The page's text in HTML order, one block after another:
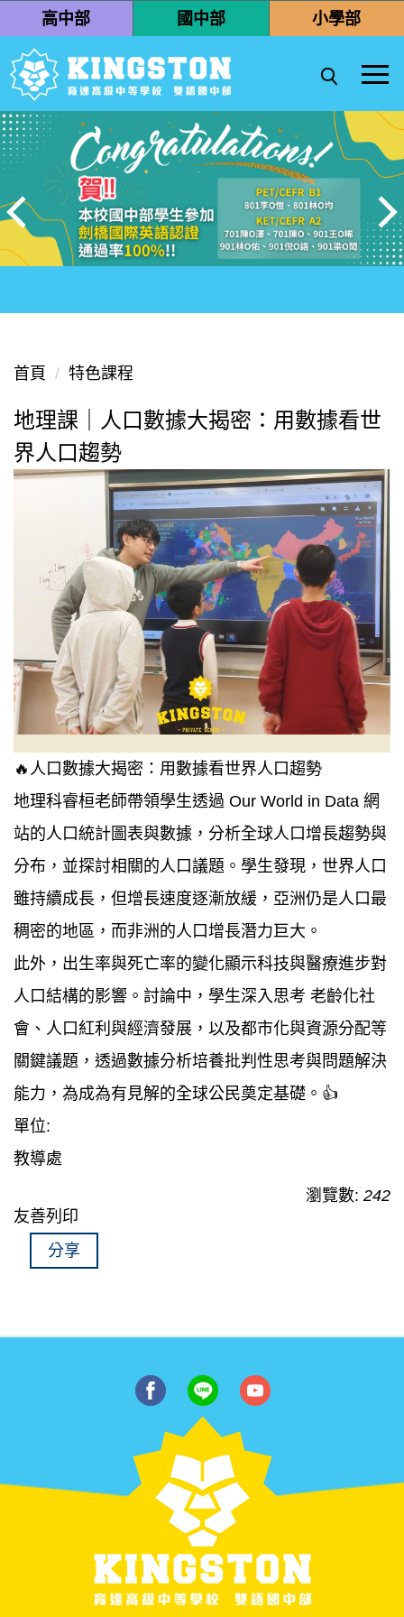
到
主
要
內
容
區
高中部 國中部 小學部
首頁 特色課程
地理課｜人口數據大揭密：用數據看世
界人口趨勢
🔥人口數據大揭密：用數據看世界人口趨勢
地理科睿桓老師帶領學生透過 Our World in Data 網
站的人口統計圖表與數據，分析全球人口增長趨勢與
分布，並探討相關的人口議題。學生發現，世界人口
雖持續成長，但增長速度逐漸放緩，亞洲仍是人口最
稠密的地區，而非洲的人口增長潛力巨大。
此外，出生率與死亡率的變化顯示科技與醫療進步對
人口結構的影響。討論中，學生深入思考 老齡化社
會、人口紅利與經濟發展，以及都市化與資源分配等
關鍵議題，透過數據分析培養批判性思考與問題解決
能力，為成為有見解的全球公民奠定基礎。👍
單位:
教導處
瀏覽數: 242
友善列印
分享